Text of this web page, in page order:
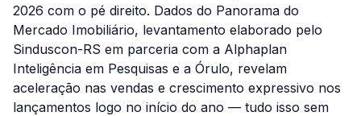
2026 com o pé direito. Dados do Panorama do
Mercado Imobiliário, levantamento elaborado pelo
Sinduscon-RS em parceria com a Alphaplan
Inteligência em Pesquisas e a Órulo, revelam
aceleração nas vendas e crescimento expressivo nos
lançamentos logo no início do ano — tudo isso sem